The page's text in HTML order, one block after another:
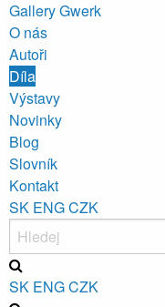
Gallery Gwerk
O nás
Autoři
Díla
Výstavy
Novinky
Blog
Slovník
Kontakt
SK ENGCZK
SK ENGCZK